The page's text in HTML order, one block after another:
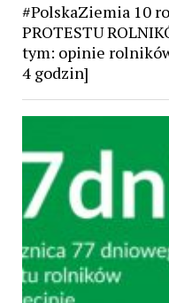
#PolskaZiemia 10
PROTESTU
tym: opinie
4 godzin]